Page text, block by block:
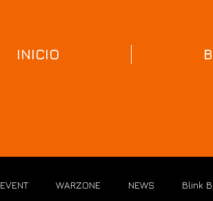
INICIO
EVENT WARZONE NEWS Blink